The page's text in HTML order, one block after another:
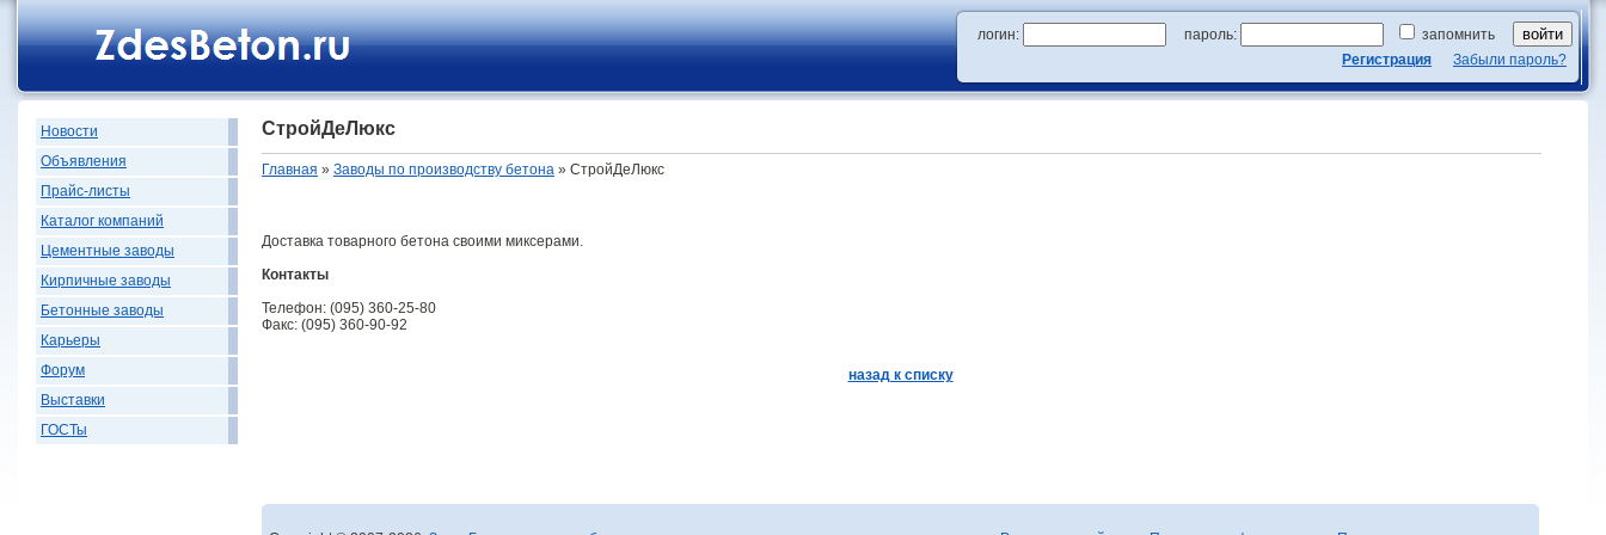
логин: пароль:
запомнить
Регистрация
Забыли пароль?
Новости
Объявления
Прайс-листы
Каталог компаний
Цементные заводы
Кирпичные заводы
Бетонные заводы
Карьеры
Форум
Выставки
ГОСТы
СтройДеЛюкс
Главная » Заводы по производству бетона » СтройДеЛюкс
Доставка товарного бетона своими миксерами.
Контакты
Телефон: (095) 360-25-80
Факс: (095) 360-90-92
назад к списку